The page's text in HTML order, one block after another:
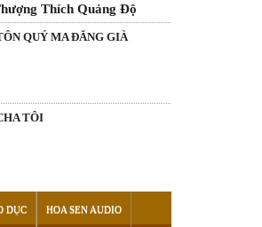
Thích Quảng Độ
QUÝ MA ĐĂNG GIÀ
TÔI
DỤC HOA SEN AUDIO